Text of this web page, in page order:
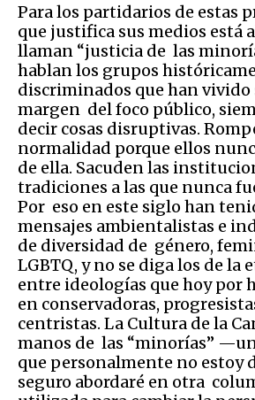
Para los partidarios de estas
que justifica sus medios está
llaman “justicia de las
hablan los grupos
discriminados que han vivido
margen del foco público,
decir cosas disruptivas.
normalidad porque ellos
de ella. Sacuden las
tradiciones a las que nunca
Por eso en este siglo han
mensajes ambientalistas e
de diversidad de género,
LGBTQ, y no se diga los de la
entre ideologías que hoy por
en conservadoras,
centristas. La Cultura de la
manos de las “minorías”
que personalmente no estoy
seguro abordaré en otra